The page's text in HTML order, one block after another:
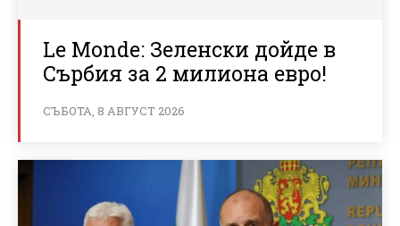
Le Monde: Зеленски дойде в
Сърбия за 2 милиона евро!
СЪБОТА, 8 АВГУСТ 2026